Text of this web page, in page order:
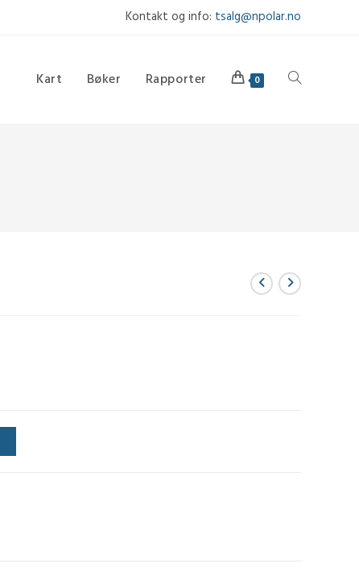
Kontakt og info: tsalg@npolar.no
Kart Bøker Rapporter 0 Toggle